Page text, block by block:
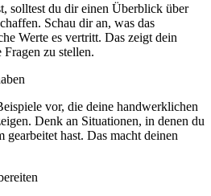
solltest du dir einen Überblick über
Schau dir an, was das
Werte es vertritt. Das zeigt dein
zu stellen.
vor, die deine handwerklichen
Denk an Situationen, in denen du
gearbeitet hast. Das macht deinen